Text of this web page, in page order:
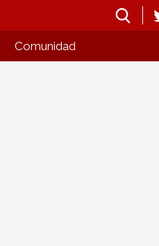
Comunidad